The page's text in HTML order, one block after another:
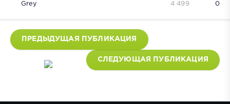
Grey 0
4 499
ПРЕДЫДУЩАЯ ПУБЛИКАЦИЯ
СЛЕДУЮЩАЯ ПУБЛИКАЦИЯ